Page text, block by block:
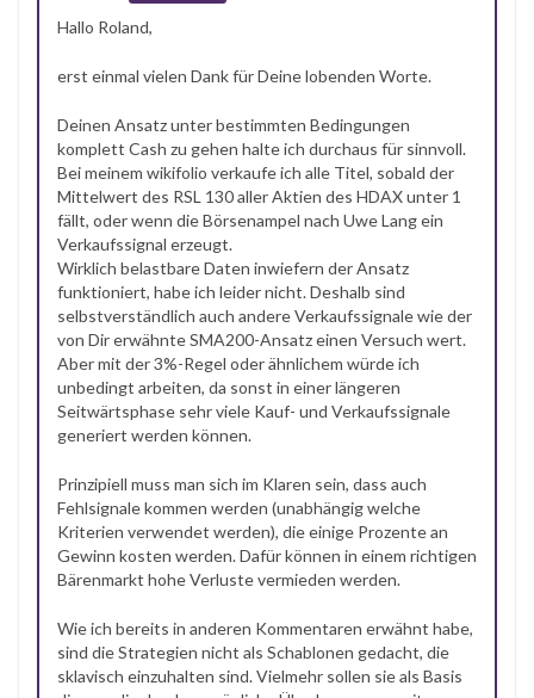
Hallo Roland,
erst einmal vielen Dank für Deine lobenden Worte.
Deinen Ansatz unter bestimmten Bedingungen
komplett Cash zu gehen halte ich durchaus für sinnvoll.
Bei meinem wikifolio verkaufe ich alle Titel, sobald der
Mittelwert des RSL 130 aller Aktien des HDAX unter 1
fällt, oder wenn die Börsenampel nach Uwe Lang ein
Verkaufssignal erzeugt.
Wirklich belastbare Daten inwiefern der Ansatz
funktioniert, habe ich leider nicht. Deshalb sind
selbstverständlich auch andere Verkaufssignale wie der
von Dir erwähnte SMA200-Ansatz einen Versuch wert.
Aber mit der 3%-Regel oder ähnlichem würde ich
unbedingt arbeiten, da sonst in einer längeren
Seitwärtsphase sehr viele Kauf- und Verkaufssignale
generiert werden können.
Prinzipiell muss man sich im Klaren sein, dass auch
Fehlsignale kommen werden (unabhängig welche
Kriterien verwendet werden), die einige Prozente an
Gewinn kosten werden. Dafür können in einem richtigen
Bärenmarkt hohe Verluste vermieden werden.
Wie ich bereits in anderen Kommentaren erwähnt habe,
sind die Strategien nicht als Schablonen gedacht, die
sklavisch einzuhalten sind. Vielmehr sollen sie als Basis